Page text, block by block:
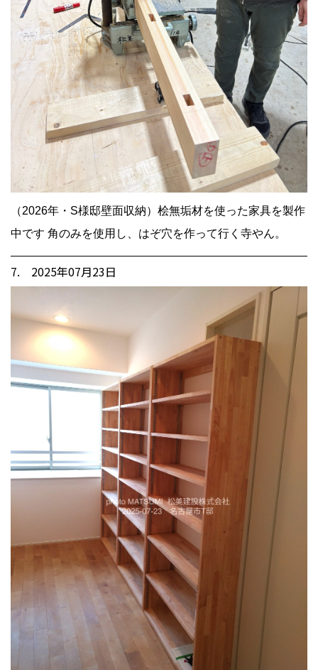
（2026年・S様邸壁面収納）桧無垢材を使った家具を製作
中です 角のみを使用し、はぞ穴を作って行く寺やん。
7. 2025年07月23日